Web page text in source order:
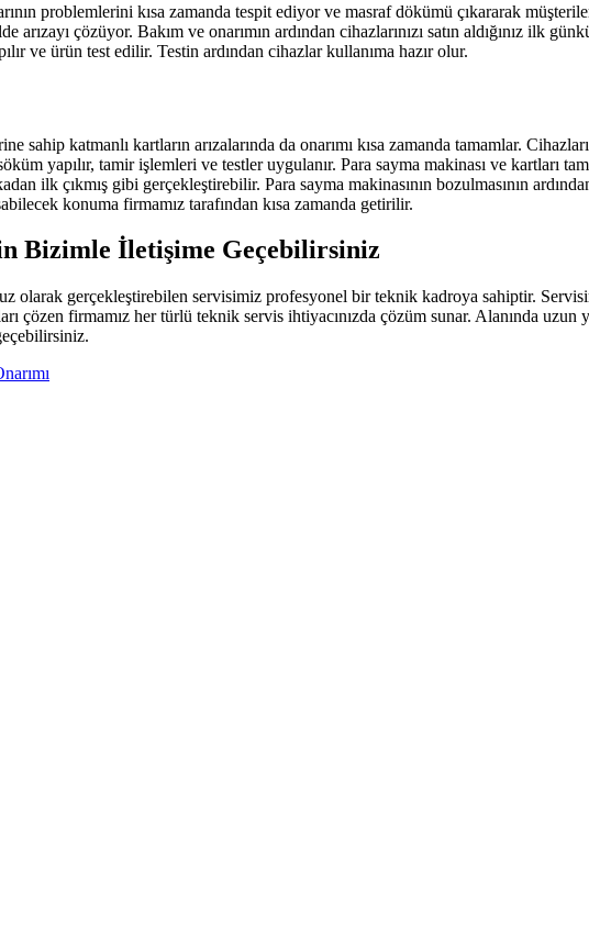
problemlerini kısa zamanda tespit ediyor ve masraf dökümü çıkararak
arızayı çözüyor. Bakım ve onarımın ardından cihazlarınızı satın aldığınız ilk
ve ürün test edilir. Testin ardından cihazlar kullanıma hazır olur.
sahip katmanlı kartların arızalarında da onarımı kısa zamanda tamamlar.
yapılır, tamir işlemleri ve testler uygulanır. Para sayma makinası ve kartları
ilk çıkmış gibi gerçekleştirebilir. Para sayma makinasının bozulmasının
konuma firmamız tarafından kısa zamanda getirilir.
Bizimle İletişime Geçebilirsiniz
olarak gerçekleştirebilen servisimiz profesyonel bir teknik kadroya sahiptir.
çözen firmamız her türlü teknik servis ihtiyacınızda çözüm sunar. Alanında uzun